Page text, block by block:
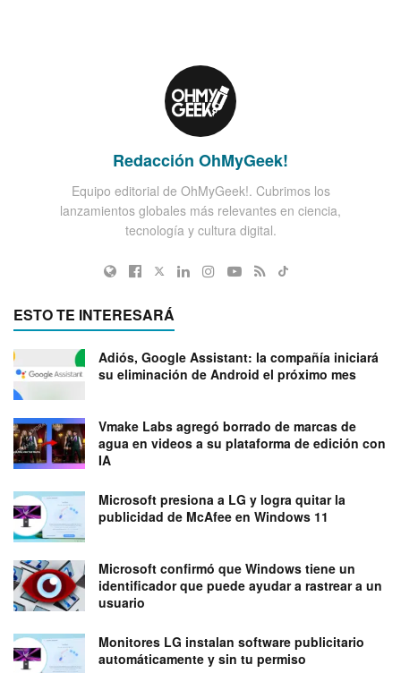
Redacción OhMyGeek!
Equipo editorial de OhMyGeek!. Cubrimos los
lanzamientos globales más relevantes en ciencia,
tecnología y cultura digital.
ESTO TE INTERESARÁ
Adiós, Google Assistant: la compañía iniciará
su eliminación de Android el próximo mes
Vmake Labs agregó borrado de marcas de
agua en videos a su plataforma de edición con
IA
Microsoft presiona a LG y logra quitar la
publicidad de McAfee en Windows 11
Microsoft confirmó que Windows tiene un
identificador que puede ayudar a rastrear a un
usuario
Monitores LG instalan software publicitario
automáticamente y sin tu permiso